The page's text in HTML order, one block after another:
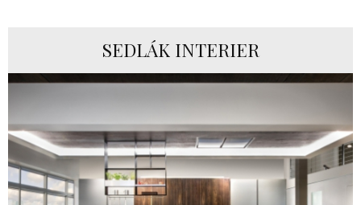
SEDLÁK INTERIER